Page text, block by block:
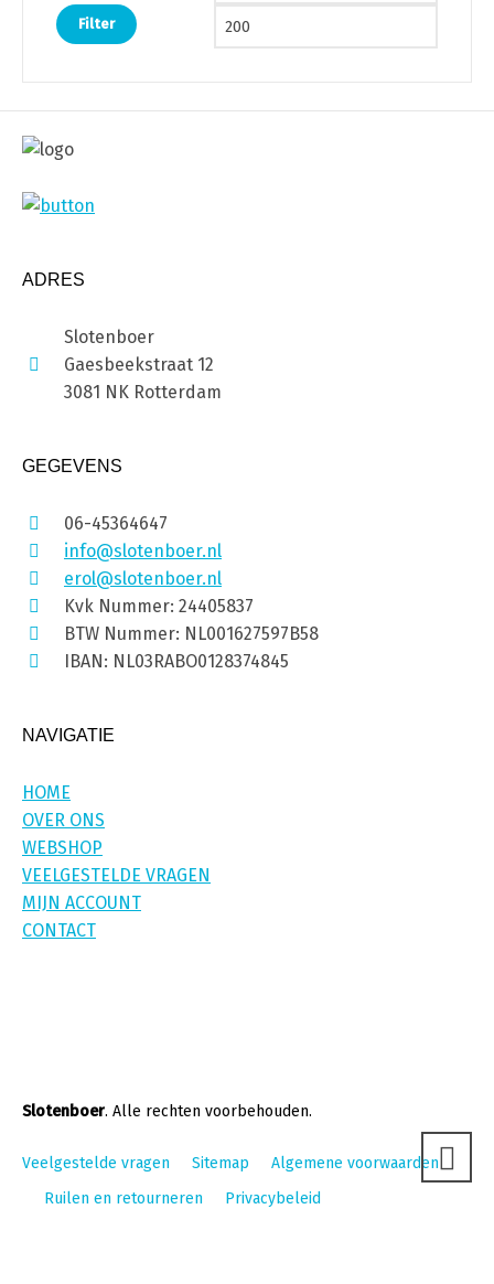
Filter
ADRES
Slotenboer
Gaesbeekstraat 12
3081 NK Rotterdam
GEGEVENS
06-45364647
info@slotenboer.nl
erol@slotenboer.nl
Kvk Nummer: 24405837
BTW Nummer: NL001627597B58
IBAN: NL03RABO0128374845
NAVIGATIE
HOME
OVER ONS
WEBSHOP
VEELGESTELDE VRAGEN
MIJN ACCOUNT
CONTACT
Slotenboer. Alle rechten voorbehouden.
Veelgestelde vragen Sitemap
Algemene voorwaarden
Ruilen en retourneren
Privacybeleid